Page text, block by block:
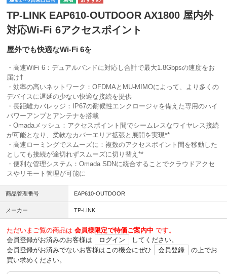
TP-LINK EAP610-OUTDOOR AX1800 屋内外
対応Wi-Fi 6アクセスポイント
屋外でも快適なWi-Fi 6を
・高速WiFi 6：デュアルバンドに対応し合計で最大1.8Gbpsの速度をお
届け†
・効率の高いネットワーク：OFDMAとMU-MIMOによって、より多くの
デバイスに遅延の少ない快適な接続を提供
・長距離カバレッジ：IP67の耐候性エンクロージャを備えた専用のハイ
パワーアンプとアンテナを搭載
・Omadaメッシュ：アクセスポイント間でシームレスなワイヤレス接続
が可能となり、柔軟なカバーエリア拡張と展開を実現**
・高速ローミングでスムーズに：複数のアクセスポイント間を移動した
としても接続が途切れずスムーズに切り替え**
・便利な管理システム：Omada SDNに統合することでクラウドアクセ
スやリモート管理が可能に
商品管理番号 EAP610-OUTDOOR
メーカー TP-LINK
ただいまご覧の商品は 会員様限定で特価ご案内中 です。
会員登録がお済みのお客様は
ログイン
してください。
会員登録がお済みでないお客様はこの機会にぜひ
会員登録
の上でお
買い求めください。